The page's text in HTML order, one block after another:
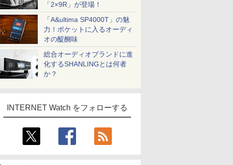
「2×9R」が登場！
「A&ultima SP4000T」の魅
力！ポケットに入るオーディ
オの醍醐味
総合オーディオブランドに進
化するSHANLINGとは何者
か？
INTERNET Watch をフォローする